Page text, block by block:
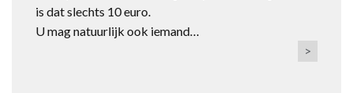
is dat slechts 10 euro.
U mag natuurlijk ook iemand…
>